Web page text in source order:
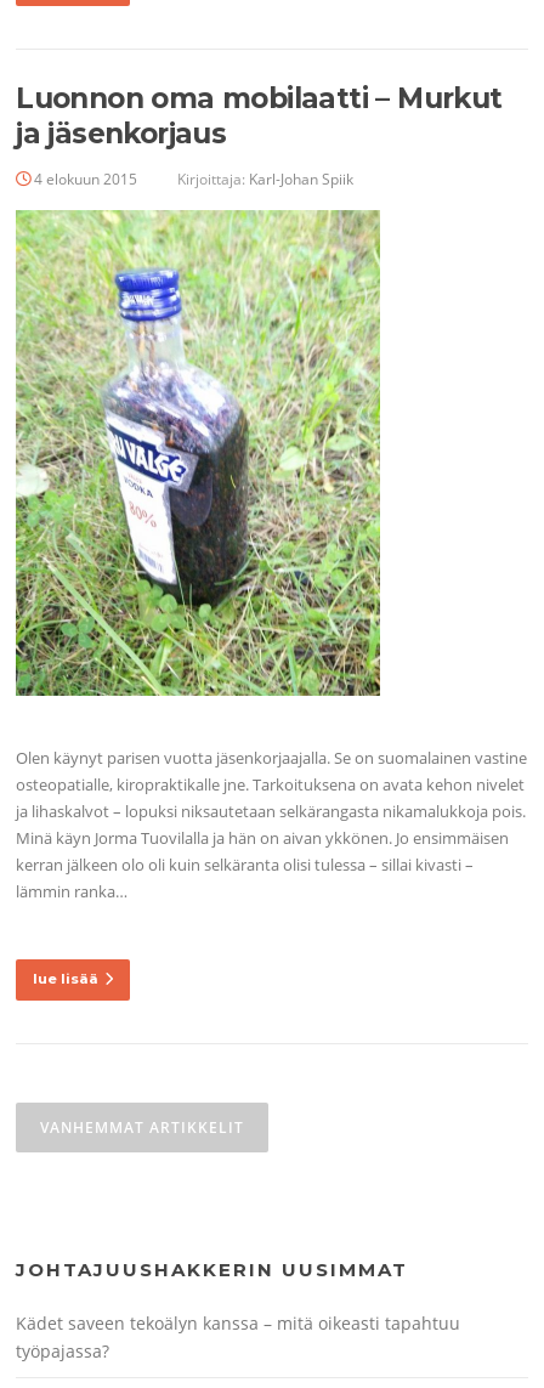
Luonnon oma mobilaatti – Murkut
ja jäsenkorjaus
4 elokuun 2015 Kirjoittaja: Karl-Johan Spiik
Olen käynyt parisen vuotta jäsenkorjaajalla. Se on suomalainen vastine
osteopatialle, kiropraktikalle jne. Tarkoituksena on avata kehon nivelet
ja lihaskalvot – lopuksi niksautetaan selkärangasta nikamalukkoja pois.
Minä käyn Jorma Tuovilalla ja hän on aivan ykkönen. Jo ensimmäisen
kerran jälkeen olo oli kuin selkäranta olisi tulessa – sillai kivasti –
lämmin ranka…
lue lisää
selaus
VANHEMMAT ARTIKKELIT
JOHTAJUUSHAKKERIN UUSIMMAT
Kädet saveen tekoälyn kanssa – mitä oikeasti tapahtuu
työpajassa?